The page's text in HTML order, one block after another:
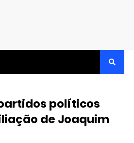
TRANSPARENTE E
políticos
de Joaquim